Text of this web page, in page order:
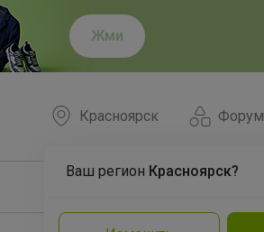
Жми
Форум
Красноярск
Ваш регион Красноярск?